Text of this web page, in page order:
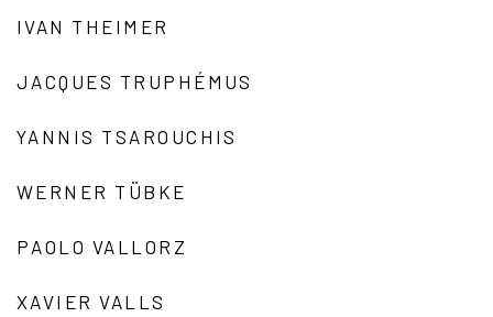
IVAN THEIMER
JACQUES TRUPHÉMUS
YANNIS TSAROUCHIS
WERNER TÜBKE
PAOLO VALLORZ
XAVIER VALLS